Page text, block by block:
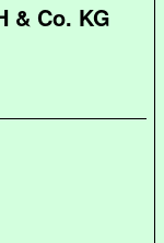
& Co. KG